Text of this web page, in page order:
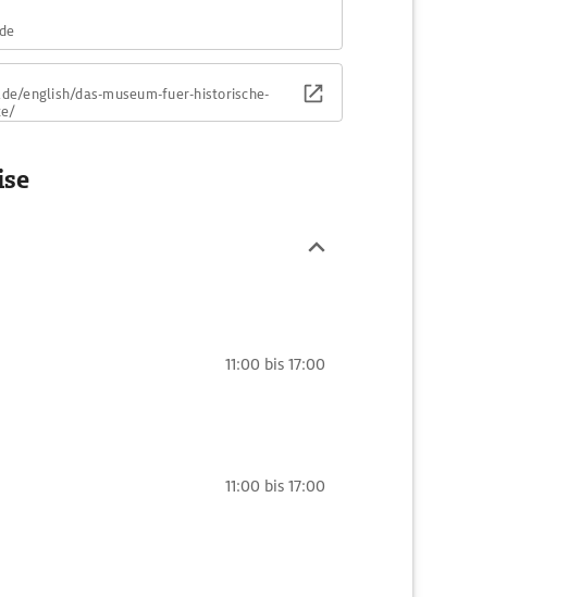
english/das-museum-fuer-historische-
11:00 bis 17:00
11:00 bis 17:00